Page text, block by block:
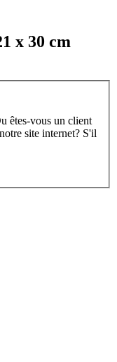
x 30 cm
êtes-vous un client
site internet? S'il